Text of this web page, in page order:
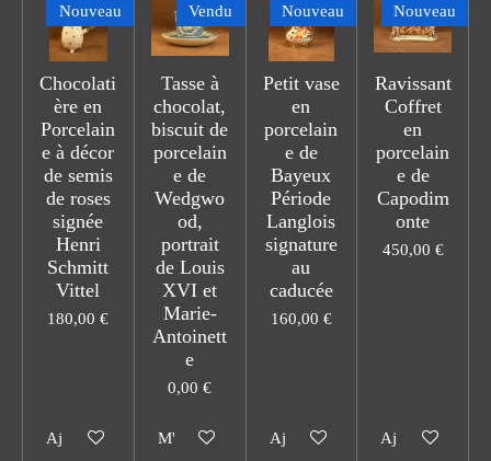
Nouveau
Chocolati
ère en
Porcelain
e à décor
de semis
de roses
signée
Henri
Schmitt
Vittel
180,00 €
Ajouter au panier
Vendu
Tasse à
chocolat,
biscuit de
porcelain
e de
Wedgwo
od,
portrait
de Louis
XVI et
Marie-
Antoinett
e
0,00 €
M'avertir si disponible
Nouveau
Petit vase
en
porcelain
e de
Bayeux
Période
Langlois
signature
au
caducée
160,00 €
Ajouter au panier
Nouveau
Ravissant
Coffret
en
porcelain
e de
Capodim
onte
450,00 €
Ajouter au